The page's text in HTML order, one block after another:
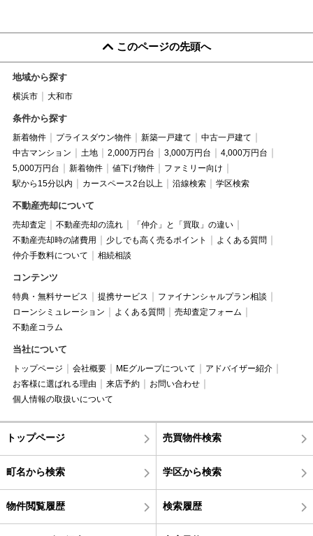
このページの先頭へ
地域から探す
横浜市 大和市
条件から探す
新着物件 プライスダウン物件 新築一戸建て
中古一戸建て
中古マンション
土地 2,000万円台 3,000万円台
4,000万円台
5,000万円台
新着物件 値下げ物件
ファミリー向け
駅から15分以内
カースペース2台以上 沿線検索 学区検索
不動産売却について
売却査定 不動産売却の流れ
「仲介」と「買取」の違い
不動産売却時の諸費用
少しでも高く売るポイント
よくある質問
仲介手数料について
相続相談
コンテンツ
特典・無料サービス 提携サービス
ファイナンシャルプラン相談
ローンシミュレーション
よくある質問
売却査定フォーム
不動産コラム
当社について
トップページ 会社概要 MEグループについて
アドバイザー紹介
お客様に選ばれる理由
来店予約
お問い合わせ
個人情報の取扱いについて
トップページ 売買物件検索
町名から検索 学区から検索
物件閲覧履歴 検索履歴